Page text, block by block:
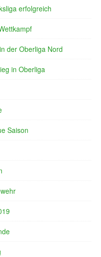
erfolgreich
der Oberliga Nord
in Oberliga
Saison